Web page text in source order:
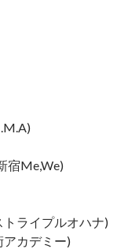
宿Me,We)
ライプルオハナ)
カデミー)